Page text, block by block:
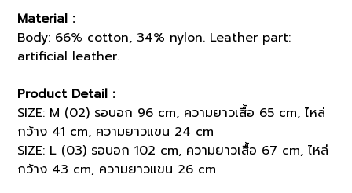
Material :
Body: 66% cotton, 34% nylon. Leather part:
artificial leather.
Product Detail :
SIZE: M (02) รอบอก 96 cm, ความยาวเสื้อ 65 cm, ไหล่
กว้าง 41 cm, ความยาวแขน 24 cm
SIZE: L (03) รอบอก 102 cm, ความยาวเสื้อ 67 cm, ไหล่
กว้าง 43 cm, ความยาวแขน 26 cm